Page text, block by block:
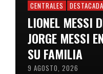
CENTRALES
LIONEL MESSI
JORGE MESSI
SU FAMILIA
9 AGOSTO, 2026